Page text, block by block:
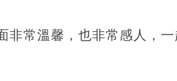
非常溫馨，也非常感人，一